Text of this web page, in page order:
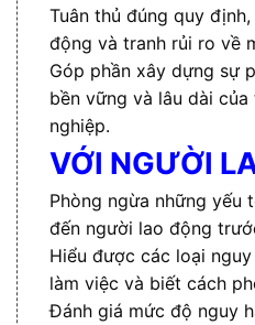
Tuân thủ đúng quy
động và tranh rủi ro về
Góp phần xây dựng sự
bền vững và lâu dài
nghiệp.
VỚI NGƯỜI
Phòng ngừa những yếu
đến người lao động
Hiểu được các loại
làm việc và biết cách
Đánh giá mức độ nguy